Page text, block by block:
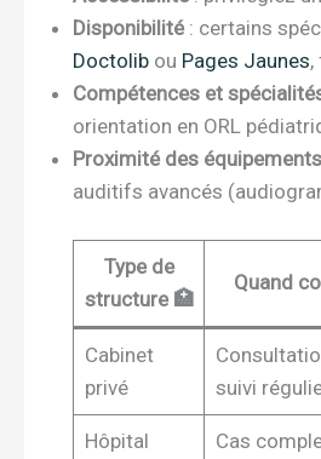
Disponibilité: certains
Doctolib ou Pages Jaunes,
Compétences et
orientation en ORL
Proximité des équipements
auditifs avancés
Type de
structure 🏥
Quand
Cabinet
privé
suivi
Hôpital
Cas